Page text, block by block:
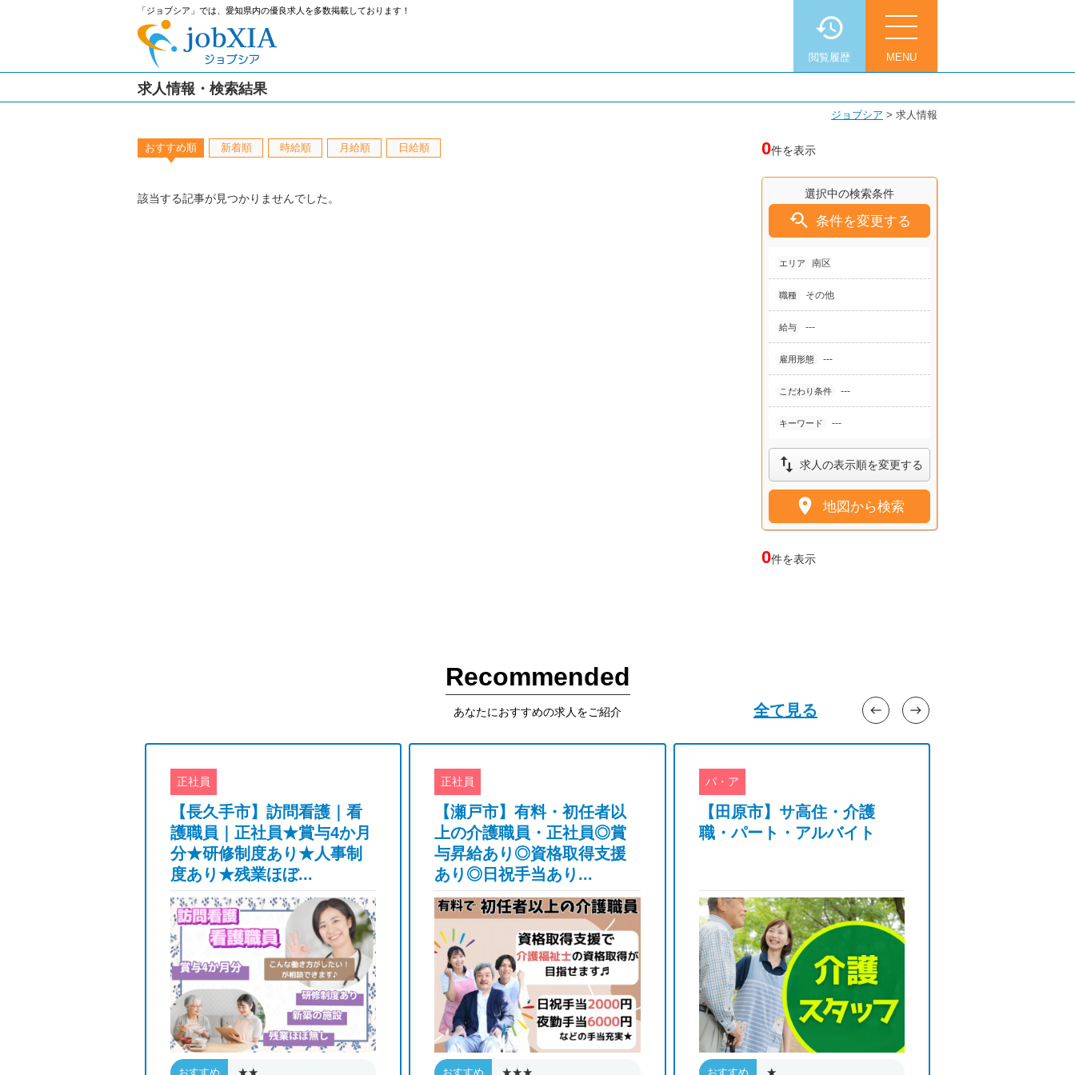
「ジョブシア」では、愛知県内の優良求人を多数掲載しております！
MENU
閲覧履歴
求人情報・検索結果
ジョブシア > 求人情報
0件を表示
おすすめ順 新着順 時給順 月給順 日給順
選択中の検索条件
 条件を変更する
エリア 南区
職種 その他
給与 ---
雇用形態 ---
こだわり条件 ---
キーワード ---
 求人の表示順を変更する
 地図から検索
該当する記事が見つかりませんでした。
0件を表示
Recommended
あなたにおすすめの求人をご紹介 全て見る
正社員
【長久手市】訪問看護｜看
護職員｜正社員★賞与4か月
分★研修制度あり★人事制
度あり★残業ほぼ...
おすすめ
正社員
【瀬戸市】有料・初任者以
上の介護職員・正社員◎賞
与昇給あり◎資格取得支援
あり◎日祝手当あり...
おすすめ
パ・ア
【田原市】サ高住・介護
職・パート・アルバイト
おすすめ
east
west